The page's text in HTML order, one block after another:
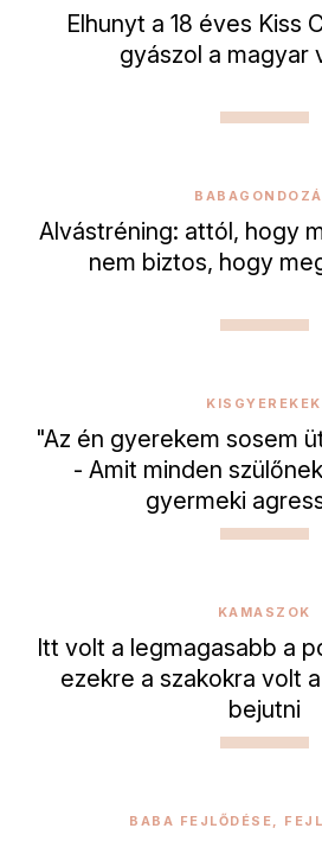
Elhunyt a 18 éves Kiss
gyászol a magyar
Alvástréning: attól, hogy
nem biztos, hogy
KISGYEREKEK
"Az én gyerekem sosem
- Amit minden
gyermeki
KAMASZOK
Itt volt a legmagasabb a
ezekre a szakokra volt
bejutni
BABA FEJLŐDÉSE,